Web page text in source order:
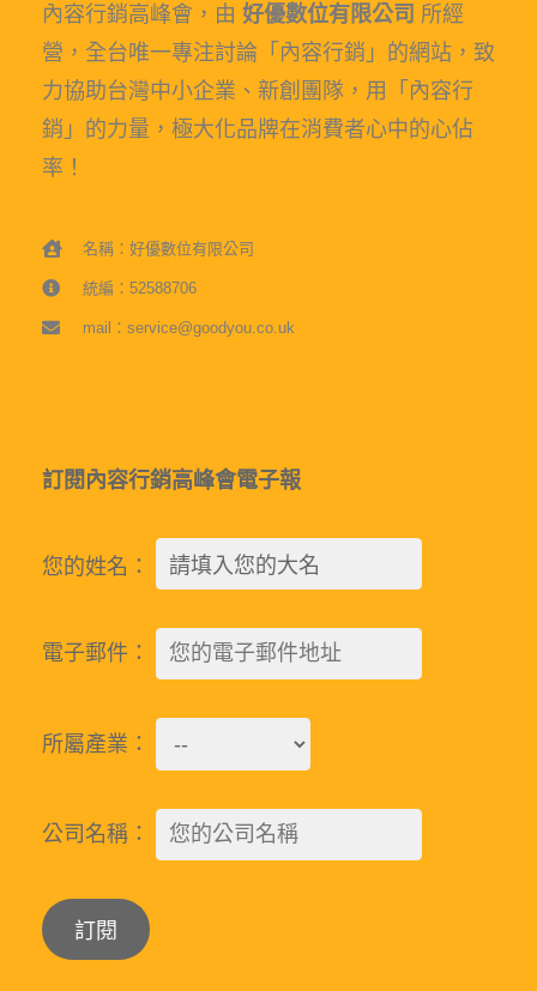
內容行銷高峰會，由 好優數位有限公司 所經
營，全台唯一專注討論「內容行銷」的網站，致
力協助台灣中小企業、新創團隊，用「內容行
銷」的力量，極大化品牌在消費者心中的心佔
率！
名稱：好優數位有限公司
統編：52588706
mail：service@goodyou.co.uk
訂閱內容行銷高峰會電子報
您的姓名：
電子郵件：
所屬產業：
公司名稱：